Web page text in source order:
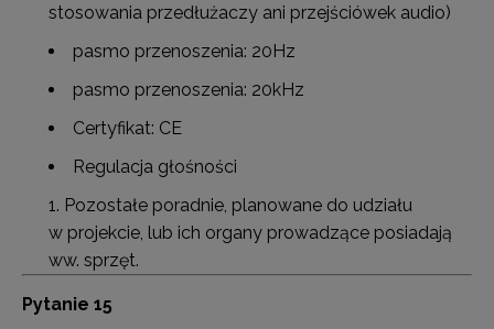
stosowania przedłużaczy ani przejściówek audio)
pasmo przenoszenia: 20Hz
pasmo przenoszenia: 20kHz
Certyfikat: CE
Regulacja głośności
Pozostałe poradnie, planowane do udziału
w projekcie, lub ich organy prowadzące posiadają
ww. sprzęt.
Pytanie 15